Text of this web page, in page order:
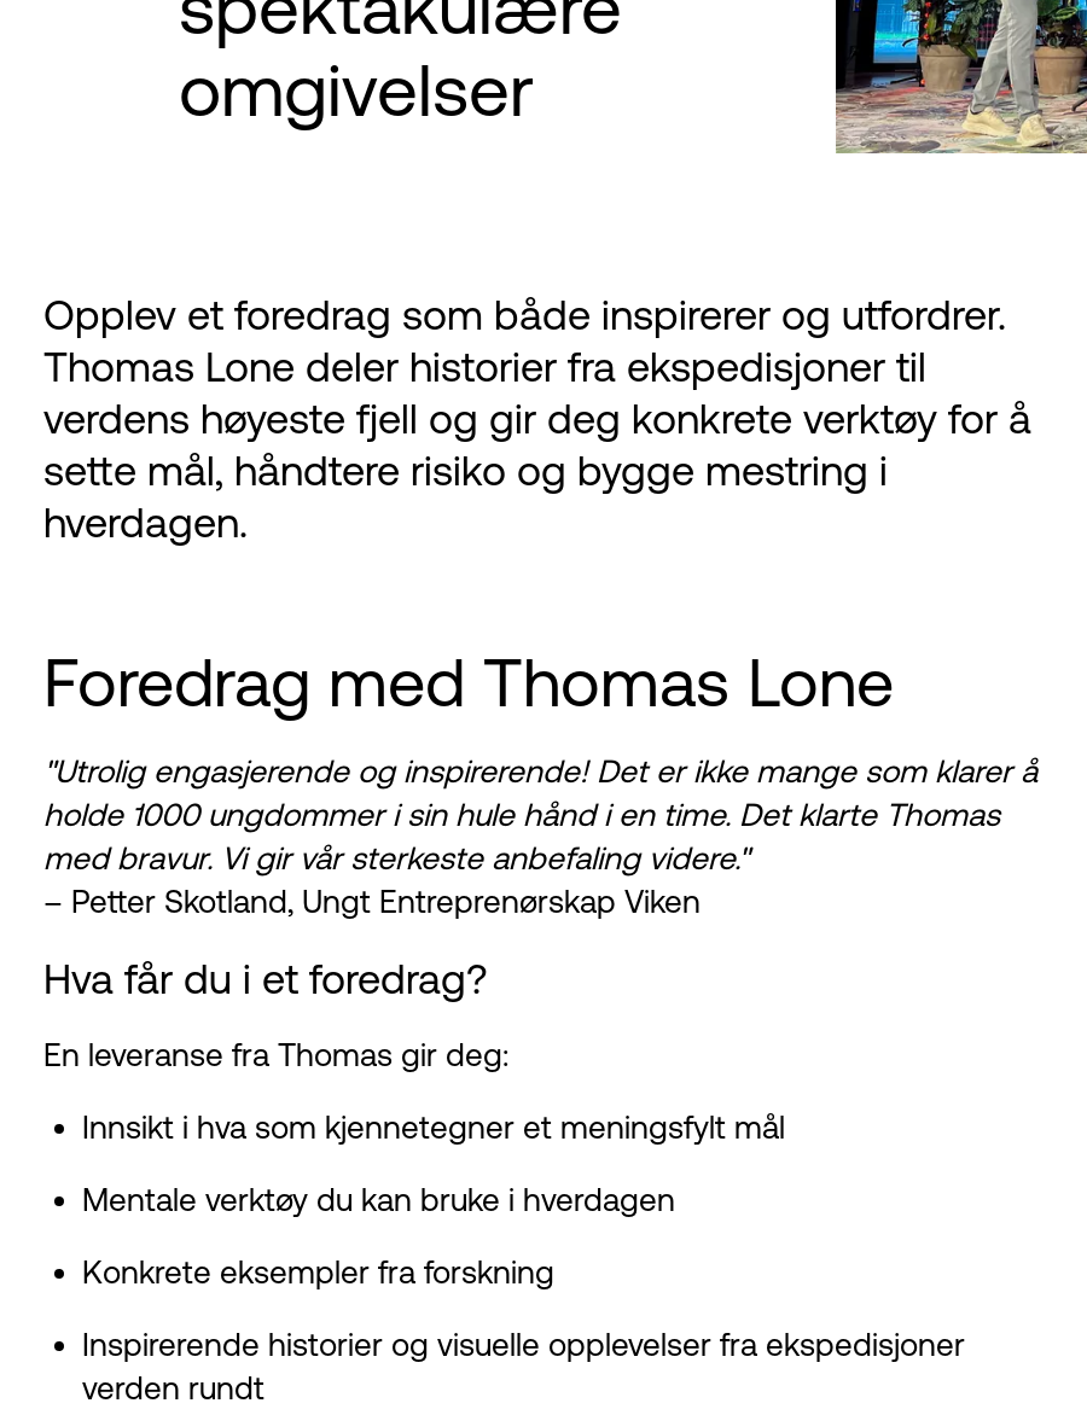
omgivelser
Opplev et foredrag som både inspirerer og utfordrer.
Thomas Lone deler historier fra ekspedisjoner til
verdens høyeste fjell og gir deg konkrete verktøy for å
sette mål, håndtere risiko og bygge mestring i
hverdagen.
Foredrag med Thomas Lone
"Utrolig engasjerende og inspirerende! Det er ikke mange som klarer å
holde 1000 ungdommer i sin hule hånd i en time. Det klarte Thomas
med bravur. Vi gir vår sterkeste anbefaling videre."
– Petter Skotland, Ungt Entreprenørskap Viken
Hva får du i et foredrag?
En leveranse fra Thomas gir deg:
Innsikt i hva som kjennetegner et meningsfylt mål
Mentale verktøy du kan bruke i hverdagen
Konkrete eksempler fra forskning
Inspirerende historier og visuelle opplevelser fra ekspedisjoner
verden rundt